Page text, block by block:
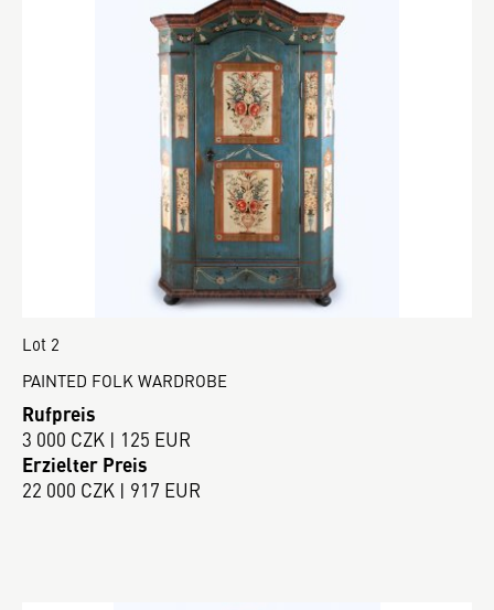
Lot 2
PAINTED FOLK WARDROBE
Rufpreis
3 000 CZK | 125 EUR
Erzielter Preis
22 000 CZK | 917 EUR